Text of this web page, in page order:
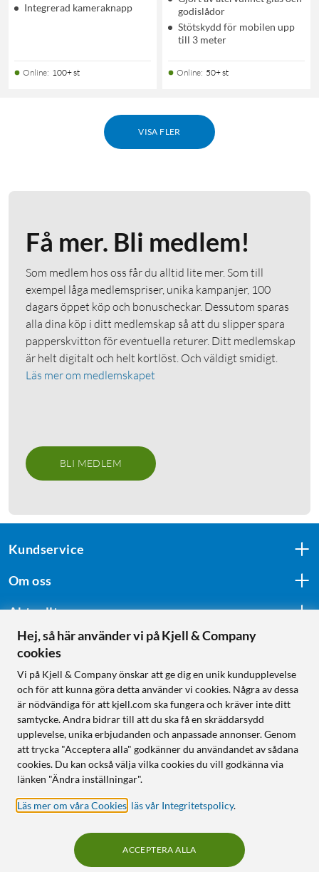
Integrerad kameraknapp
Online: 100+ st
godislådor
Stötskydd för mobilen upp
till 3 meter
Online: 50+ st
VISA FLER
Få mer. Bli medlem!
Som medlem hos oss får du alltid lite mer. Som till
exempel låga medlemspriser, unika kampanjer, 100
dagars öppet köp och bonuscheckar. Dessutom sparas
alla dina köp i ditt medlemskap så att du slipper spara
papperskvitton för eventuella returer. Ditt medlemskap
är helt digitalt och helt kortlöst. Och väldigt smidigt.
Läs mer om medlemskapet
BLI MEDLEM
Kundservice
Om oss
Aktuellt
Följ oss
Handla från:
Sverige
Norge
Hej, så här använder vi på Kjell & Company
cookies
Vi på Kjell & Company önskar att ge dig en unik kundupplevelse
och för att kunna göra detta använder vi cookies. Några av dessa
är nödvändiga för att kjell.com ska fungera och kräver inte ditt
samtycke. Andra bidrar till att du ska få en skräddarsydd
upplevelse, unika erbjudanden och anpassade annonser. Genom
att trycka "Acceptera alla" godkänner du användandet av sådana
cookies. Du kan också välja vilka cookies du vill godkänna via
länken "Ändra inställningar".
Läs mer om våra Cookies läs vår Integritetspolicy.
ACCEPTERA ALLA